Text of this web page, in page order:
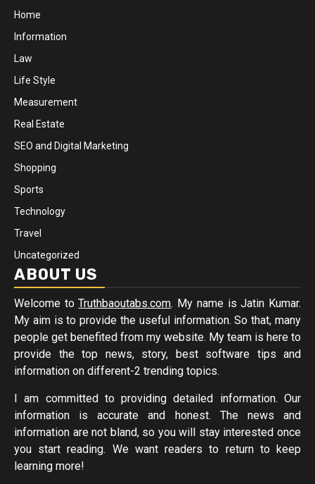
Home
Information
Law
Life Style
Measurement
Real Estate
SEO and Digital Marketing
Shopping
Sports
Technology
Travel
Uncategorized
ABOUT US
Welcome toTruthbaoutabs.com. My name is Jatin Kumar.
My aim is to provide the useful information. So that, many
people get benefited from my website. My team is here to
provide the top news, story, best software tips and
information on different-2 trending topics.
I am committed to providing detailed information. Our
information is accurate and honest. The news and
information are not bland, so you will stay interested once
you start reading. We want readers to return to keep
learning more!